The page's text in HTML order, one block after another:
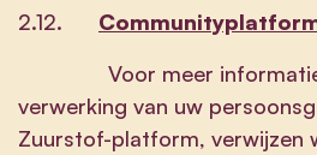
2.12.
Voor meer
verwerking van uw
Zuurstof-platform, verwijzen